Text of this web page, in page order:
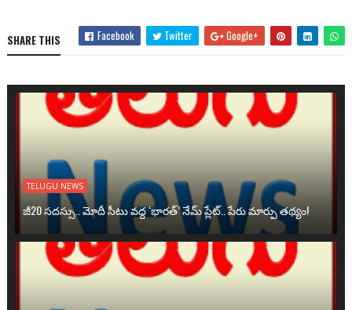
SHARE THIS Facebook Twitter Google+
TELUGU NEWS
జీ20 సదస్సు.. మోదీ సీటు వద్ద ‘భారత్’ నేమ్ ప్లేట్‌.. పేరు మార్పు తథ్యం!